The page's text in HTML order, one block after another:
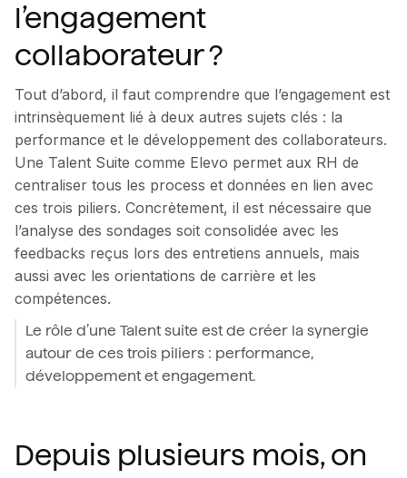
l’engagement
collaborateur ?
Tout d’abord, il faut comprendre que l’engagement est
intrinsèquement lié à deux autres sujets clés : la
performance et le développement des collaborateurs.
Une Talent Suite comme Elevo permet aux RH de
centraliser tous les process et données en lien avec
ces trois piliers. Concrètement, il est nécessaire que
l’analyse des sondages soit consolidée avec les
feedbacks reçus lors des entretiens annuels, mais
aussi avec les orientations de carrière et les
compétences.
Le rôle d’une Talent suite est de créer la synergie
autour de ces trois piliers : performance,
développement et engagement.
Depuis plusieurs mois, on